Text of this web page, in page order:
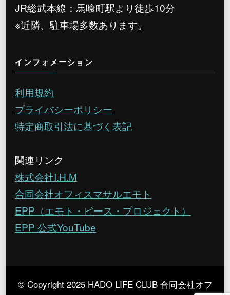
JR総武本線：馬喰町駅より徒歩10分
※近隣、駐車場多数あります。
インフォメーション
利用規約
プライバシーポリシー
特定商取引法に基づく表記
関連リンク
株式会社I.H.M
合同会社オフィスマサルエモト
EPP（エモト・ピース・プロジェクト）
EPP 公式YouTube
© Copyright 2025 HADO LIFE CLUB 合同会社オフ